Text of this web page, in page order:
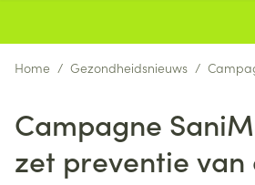
Home / Gezondheidsnieuws /
Campagne
zet preventie